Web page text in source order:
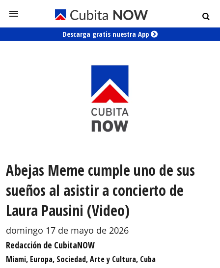
Descarga gratis nuestra App
Abejas Meme cumple uno de sus
sueños al asistir a concierto de
Laura Pausini (Video)
domingo 17 de mayo de 2026
Redacción de CubitaNOW
Miami, Europa, Sociedad, Arte y Cultura, Cuba